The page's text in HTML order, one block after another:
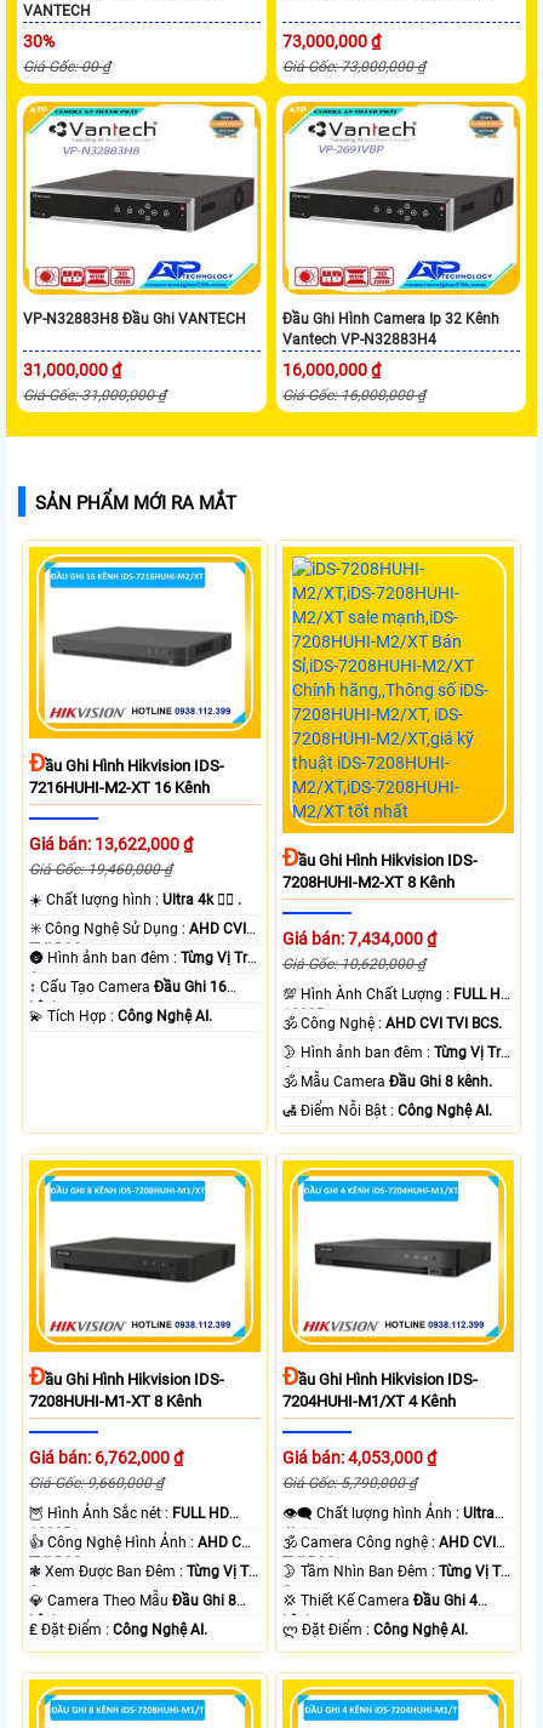
VANTECH
30%
Giá Gốc: 00 ₫
73,000,000 ₫
Giá Gốc: 73,000,000 ₫
VP-N32883H8 Đầu Ghi VANTECH
31,000,000 ₫
Giá Gốc: 31,000,000 ₫
Đầu Ghi Hình Camera Ip 32 Kênh
Vantech VP-N32883H4
16,000,000 ₫
Giá Gốc: 16,000,000 ₫
SẢN PHẨM MỚI RA MẮT
ĐẦu Ghi Hình Hikvision IDS-
7216HUHI-M2-XT 16 Kênh
Giá bán: 13,622,000 ₫
Giá Gốc: 19,460,000 ₫
☀️ Chất lượng hình :Ultra 4k 👍🏾 .
✳️ Công Nghệ Sử Dụng :AHD CVI
TVI BCS.
🌚 Hình ảnh ban đêm :Từng Vị Trí
Camera .
↕️ Cấu Tạo CameraĐầu Ghi 16
kênh.
️💫 Tích Hợp :Công Nghệ AI.
ĐẦu Ghi Hình Hikvision IDS-
7208HUHI-M2-XT 8 Kênh
Giá bán: 7,434,000 ₫
Giá Gốc: 10,620,000 ₫
💯 Hình Ành Chất Lượng : FULL HD
1080P .
🕉️ Công Nghệ :AHD CVI TVI BCS.
🌛 Hình ảnh ban đêm :Từng Vị Trí
Camera .
🕉️ Mẫu CameraĐầu Ghi 8 kênh.
️🛃 Điểm Nỗi Bật :Công Nghệ AI.
ĐẦu Ghi Hình Hikvision IDS-
7208HUHI-M1-XT 8 Kênh
Giá bán: 6,762,000 ₫
Giá Gốc: 9,660,000 ₫
🦉 Hình Ảnh Sắc nét : FULL HD
1080P .
👍 Công Nghệ Hình Ảnh :AHD CVI
TVI BCS.
❃ Xem Được Ban Đêm :Từng Vị Trí
Camera .
💎 Camera Theo MẫuĐầu Ghi 8
kênh.
️₤ Đặt Điểm :Công Nghệ AI.
ĐẦu Ghi Hình Hikvision IDS-
7204HUHI-M1/XT 4 Kênh
Giá bán: 4,053,000 ₫
Giá Gốc: 5,790,000 ₫
👁️‍🗨 Chất lượng hình Ảnh :Ultra
4k 👍🏾 .
🕉️ Camera Công nghệ :AHD CVI
TVI BCS.
🌛 Tầm Nhìn Ban Đêm :Từng Vị Trí
Camera .
💢 Thiết Kế CameraĐầu Ghi 4
kênh.
️ლ Đặt Điểm :Công Nghệ AI.